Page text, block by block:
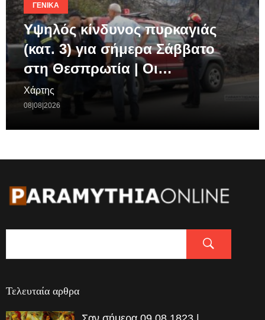
ΓΕΝΙΚΆ
Υψηλός κίνδυνος πυρκαγιάς
(κατ. 3) για σήμερα Σάββατο
στη Θεσπρωτία | Οι…
Χάρτης
08|08|2026
Τελευταία αρθρα